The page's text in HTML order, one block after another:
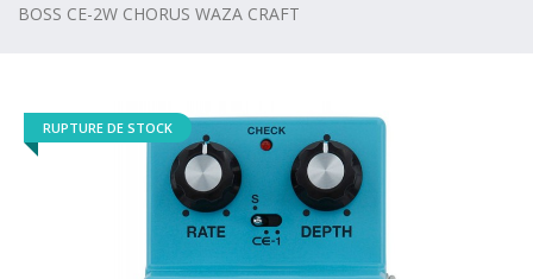
BOSS CE-2W CHORUS WAZA CRAFT
RUPTURE DE STOCK